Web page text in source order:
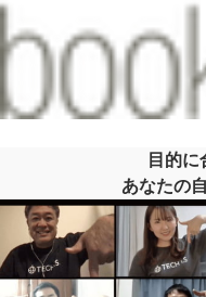
目的
あなたの